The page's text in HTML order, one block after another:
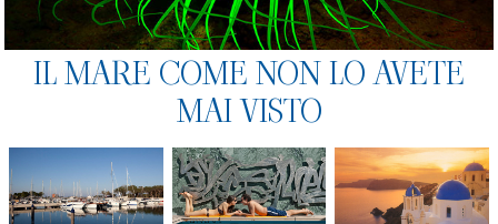
IL MARE COME NON LO AVETE
MAI VISTO